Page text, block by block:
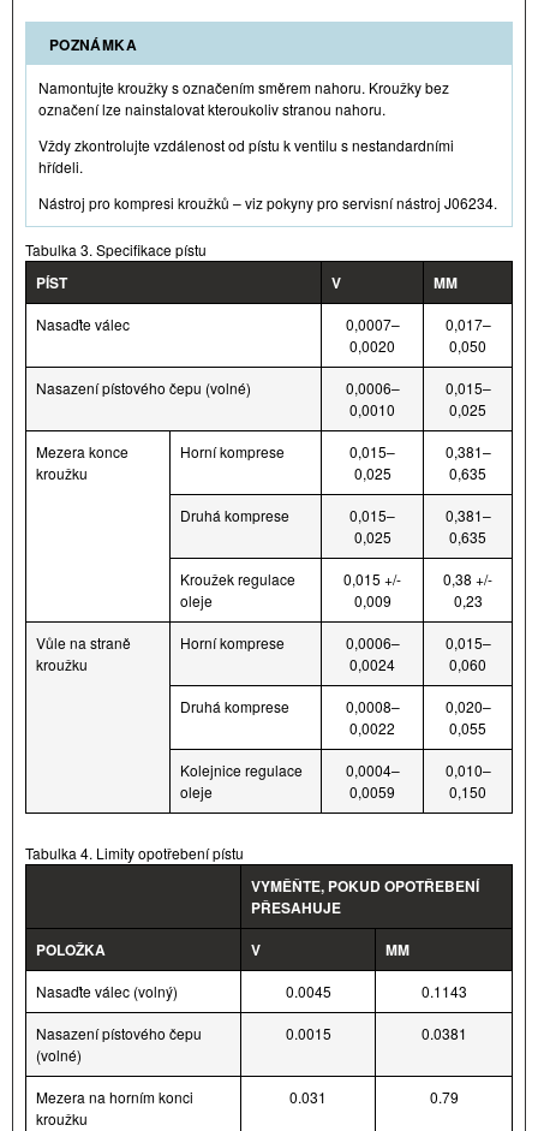
POZNÁMKA
Namontujte kroužky s označením směrem nahoru. Kroužky bez
označení lze nainstalovat kteroukoliv stranou nahoru.
Vždy zkontrolujte vzdálenost od pístu k ventilu s nestandardními
hřídeli.
Nástroj pro kompresi kroužků – viz pokyny pro servisní nástroj J06234.
Tabulka 3. Specifikace pístu
PÍST V MM
Nasaďte válec
0,0007–
0,0020
0,017–
0,050
Nasazení pístového čepu (volné)
0,0006–
0,0010
0,015–
0,025
Mezera konce
kroužku
Horní komprese
0,015–
0,025
0,381–
0,635
Druhá komprese
0,015–
0,025
0,381–
0,635
Kroužek regulace
oleje
0,015 +/-
0,009
0,38 +/-
0,23
Vůle na straně
kroužku
Horní komprese
0,0006–
0,0024
0,015–
0,060
Druhá komprese
0,0008–
0,0022
0,020–
0,055
Kolejnice regulace
oleje
0,0004–
0,0059
0,010–
0,150
Tabulka 4. Limity opotřebení pístu
VYMĚŇTE, POKUD OPOTŘEBENÍ
PŘESAHUJE
POLOŽKA
V MM
Nasaďte válec (volný) 0.0045 0.1143
Nasazení pístového čepu
(volné)
0.0015 0.0381
Mezera na horním konci
kroužku
0.031 0.79